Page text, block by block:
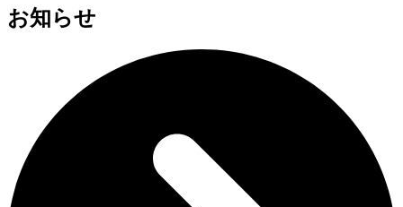
お知らせ